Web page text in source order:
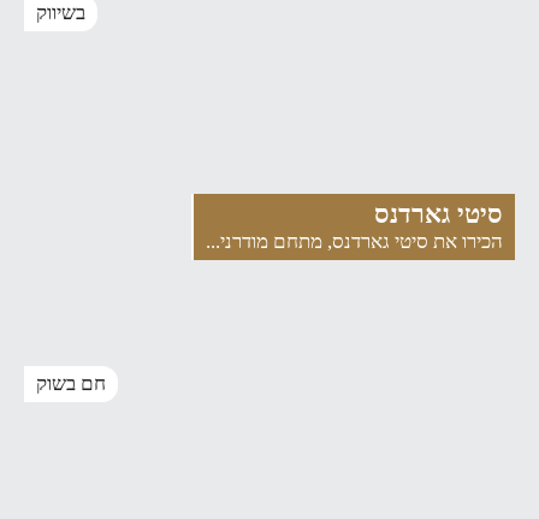
סיטי גארדנס
הכירו את סיטי גארדנס, מתחם מודרני...
בשיווק
חם בשוק